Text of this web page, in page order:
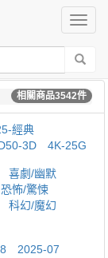
切
換
導
相關商品3542件
經典
3D 4K-25G
喜劇/幽默
恐怖/驚悚
科幻/魔幻
2025-07